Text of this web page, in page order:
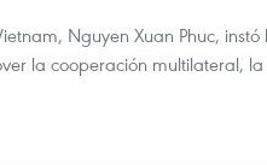
Nguyen Xuan Phuc,
la cooperación multilateral,